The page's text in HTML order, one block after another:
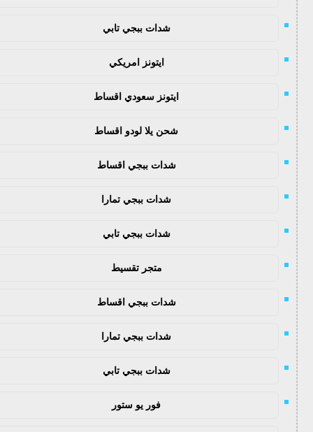
شدات ببجي تابي
ايتونز امريكي
ايتونز سعودي اقساط
شحن يلا لودو اقساط
شدات ببجي اقساط
شدات ببجي تمارا
شدات ببجي تابي
متجر تقسيط
شدات ببجي اقساط
شدات ببجي تمارا
شدات ببجي تابي
فور يو ستور